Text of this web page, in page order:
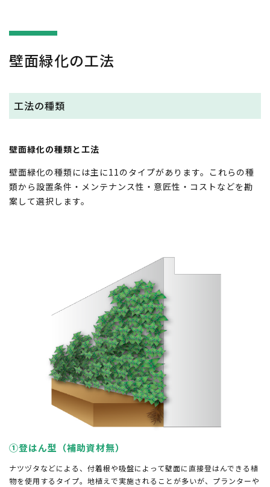
壁面緑化の工法
工法の種類
壁面緑化の種類と工法
壁面緑化の種類には主に11のタイプがあります。これらの種
類から設置条件・メンテナンス性・意匠性・コストなどを勘
案して選択します。
①登はん型（補助資材無）
ナツヅタなどによる、付着根や吸盤によって壁面に直接登はんできる植
物を使用するタイプ。地植えで実施されることが多いが、プランターや